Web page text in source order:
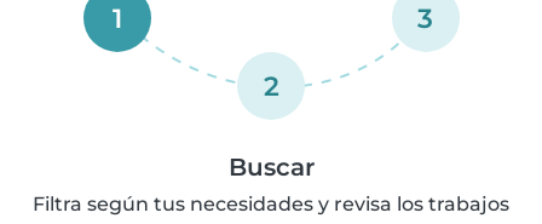
1
2
3
Buscar
Filtra según tus necesidades y revisa los trabajos